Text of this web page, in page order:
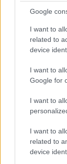
Google
I want to
related to
device
I want to
Google for
I want to
I want to
related to
device
εξερεύνηση,
παραδοσιακά
από τα οποία
8. Πηγαίνετε
δεσπόζει
και χτίστηκε
βρίσκεται το
από όπου η